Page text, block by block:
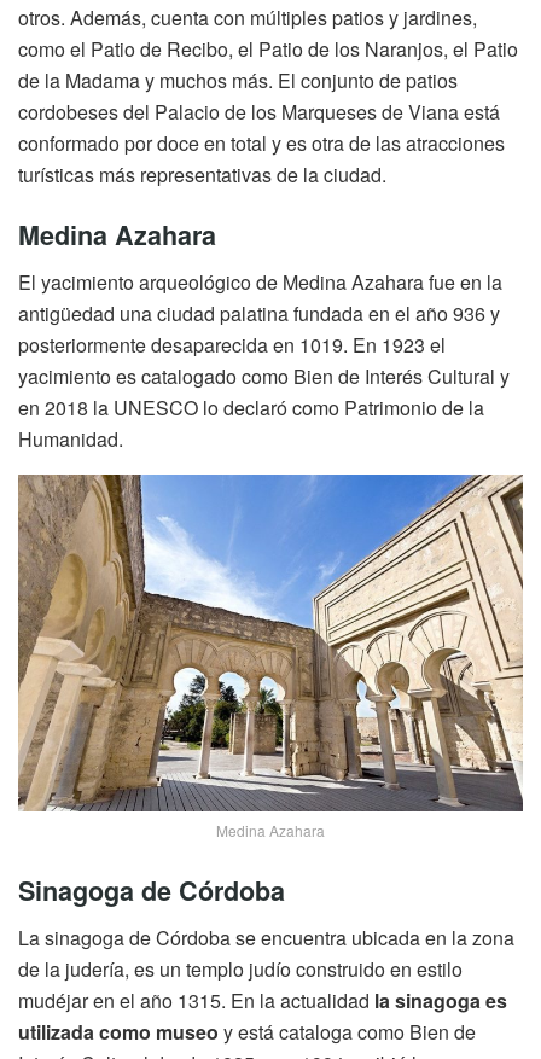
otros. Además, cuenta con múltiples patios y jardines,
como el Patio de Recibo, el Patio de los Naranjos, el Patio
de la Madama y muchos más. El conjunto de patios
cordobeses del Palacio de los Marqueses de Viana está
conformado por doce en total y es otra de las atracciones
turísticas más representativas de la ciudad.
Medina Azahara
El yacimiento arqueológico de Medina Azahara fue en la
antigüedad una ciudad palatina fundada en el año 936 y
posteriormente desaparecida en 1019. En 1923 el
yacimiento es catalogado como Bien de Interés Cultural y
en 2018 la UNESCO lo declaró como Patrimonio de la
Humanidad.
Medina Azahara
Sinagoga de Córdoba
La sinagoga de Córdoba se encuentra ubicada en la zona
de la judería, es un templo judío construido en estilo
mudéjar en el año 1315. En la actualidad la sinagoga es
utilizada como museo y está cataloga como Bien de